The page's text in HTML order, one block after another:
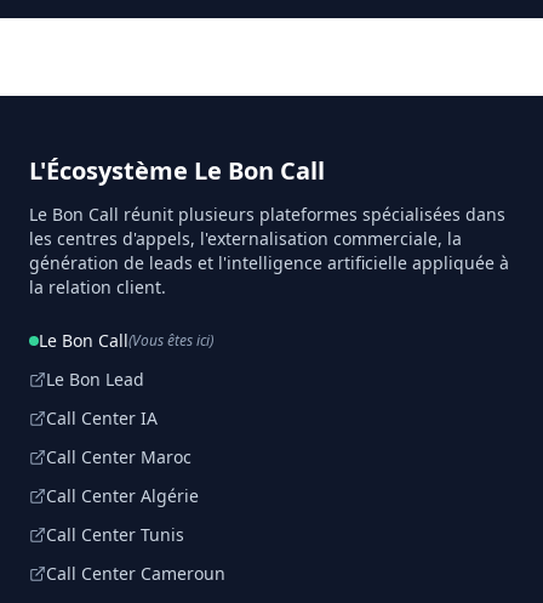
L'Écosystème Le Bon Call
Le Bon Call réunit plusieurs plateformes spécialisées dans
les centres d'appels, l'externalisation commerciale, la
génération de leads et l'intelligence artificielle appliquée à
la relation client.
Le Bon Call(Vous êtes ici)
Le Bon Lead
Call Center IA
Call Center Maroc
Call Center Algérie
Call Center Tunis
Call Center Cameroun